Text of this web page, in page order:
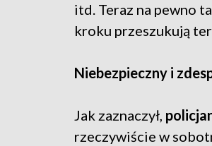
itd. Teraz na pewno
kroku przeszukują
Niebezpieczny i
Jak zaznaczył,
rzeczywiście w